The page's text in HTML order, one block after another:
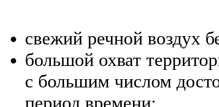
свежий речной воздух
большой охват
с большим числом
период времени;